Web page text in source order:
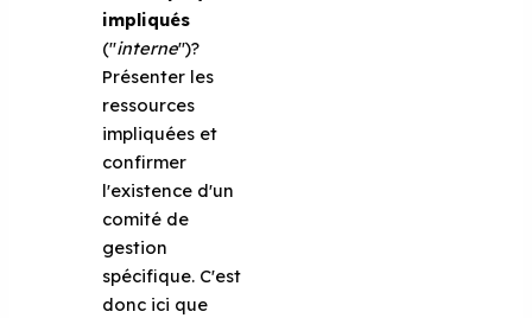
impliqués
("interne")?
Présenter les
ressources
impliquées et
confirmer
l'existence d'un
comité de
gestion
spécifique. C'est
donc ici que